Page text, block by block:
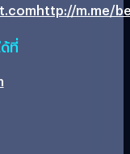
http://m.me/
ที่